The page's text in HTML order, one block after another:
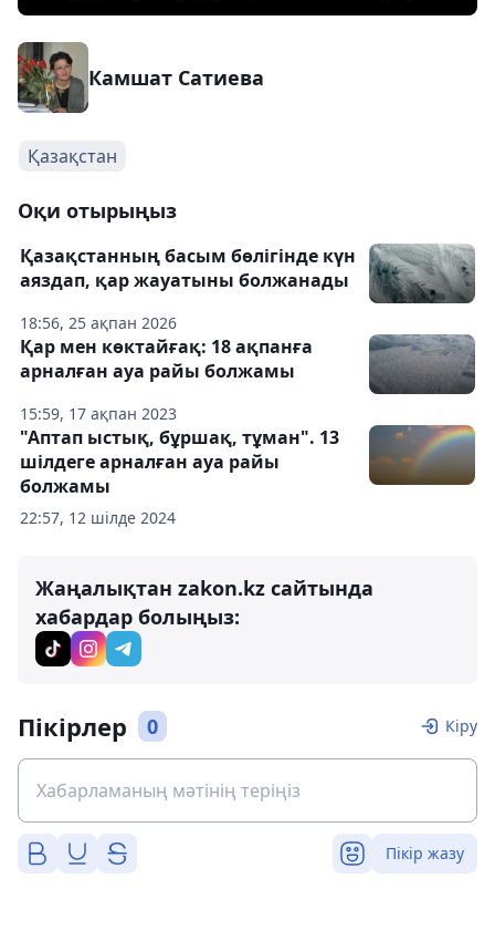
Камшат Сатиева
Қазақстан
Оқи отырыңыз
18:56, 25 ақпан 2026
Қазақстанның басым бөлігінде күн
аяздап, қар жауатыны болжанады
15:59, 17 ақпан 2023
Қар мен көктайғақ: 18 ақпанға
арналған ауа райы болжамы
22:57, 12 шілде 2024
"Аптап ыстық, бұршақ, тұман". 13
шілдеге арналған ауа райы
болжамы
Жаңалықтан zakon.kz сайтында
хабардар болыңыз:
Пікірлер 0 Кіру
Пікір жазу